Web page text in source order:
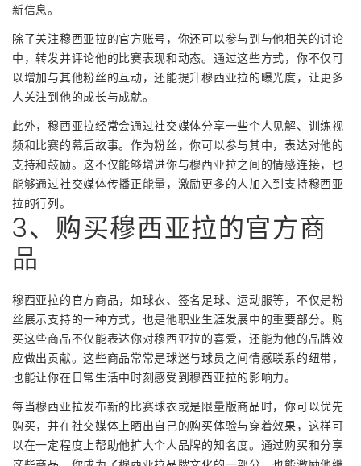
新信息。
除了关注穆西亚拉的官方账号，你还可以参与到与他相关的讨论
中，转发并评论他的比赛表现和动态。通过这些方式，你不仅可
以增加与其他粉丝的互动，还能提升穆西亚拉的曝光度，让更多
人关注到他的成长与成就。
此外，穆西亚拉经常会通过社交媒体分享一些个人见解、训练视
频和比赛的幕后故事。作为粉丝，你可以参与其中，表达对他的
支持和鼓励。这不仅能够增进你与穆西亚拉之间的情感连接，也
能够通过社交媒体传播正能量，激励更多的人加入到支持穆西亚
拉的行列。
3、购买穆西亚拉的官方商
品
穆西亚拉的官方商品，如球衣、签名足球、运动服等，不仅是粉
丝展示支持的一种方式，也是他职业生涯发展中的重要部分。购
买这些商品不仅能表达你对穆西亚拉的喜爱，还能为他的品牌效
应做出贡献。这些商品常常是球迷与球员之间情感联系的纽带，
也能让你在日常生活中时刻感受到穆西亚拉的影响力。
每当穆西亚拉发布新的比赛球衣或是限量版商品时，你可以优先
购买，并在社交媒体上晒出自己的购买体验与穿着效果，这样可
以在一定程度上帮助他扩大个人品牌的知名度。通过购买和分享